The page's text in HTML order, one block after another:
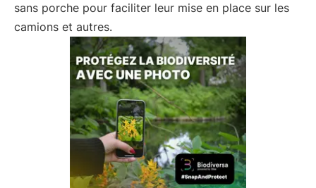
sans porche pour faciliter leur mise en place sur les
camions et autres.